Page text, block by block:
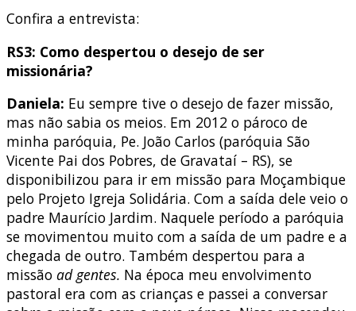
Confira a entrevista:
RS3: Como despertou o desejo de ser
missionária?
Daniela: Eu sempre tive o desejo de fazer missão,
mas não sabia os meios. Em 2012 o pároco de
minha paróquia, Pe. João Carlos (paróquia São
Vicente Pai dos Pobres, de Gravataí – RS), se
disponibilizou para ir em missão para Moçambique
pelo Projeto Igreja Solidária. Com a saída dele veio o
padre Maurício Jardim. Naquele período a paróquia
se movimentou muito com a saída de um padre e a
chegada de outro. Também despertou para a
missão ad gentes. Na época meu envolvimento
pastoral era com as crianças e passei a conversar